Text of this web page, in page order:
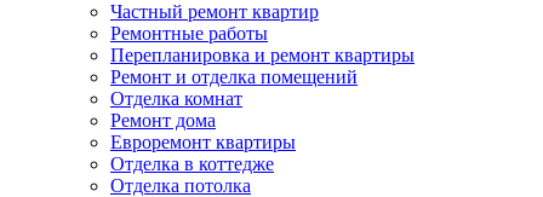
Частный ремонт квартир
Ремонтные работы
Перепланировка и ремонт квартиры
Ремонт и отделка помещений
Отделка комнат
Ремонт дома
Евроремонт квартиры
Отделка в коттедже
Отделка потолка